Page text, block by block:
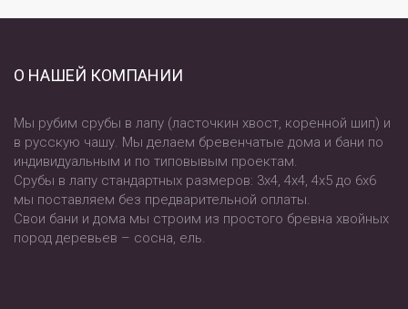
О НАШЕЙ КОМПАНИИ
Мы рубим срубы в лапу (ласточкин хвост, коренной шип) и
в русскую чашу. Мы делаем бревенчатые дома и бани по
индивидуальным и по типовывым проектам.
Срубы в лапу стандартных размеров: 3х4, 4х4, 4х5 до 6х6
мы поставляем без предварительной оплаты.
Свои бани и дома мы строим из простого бревна хвойных
пород деревьев – сосна, ель.